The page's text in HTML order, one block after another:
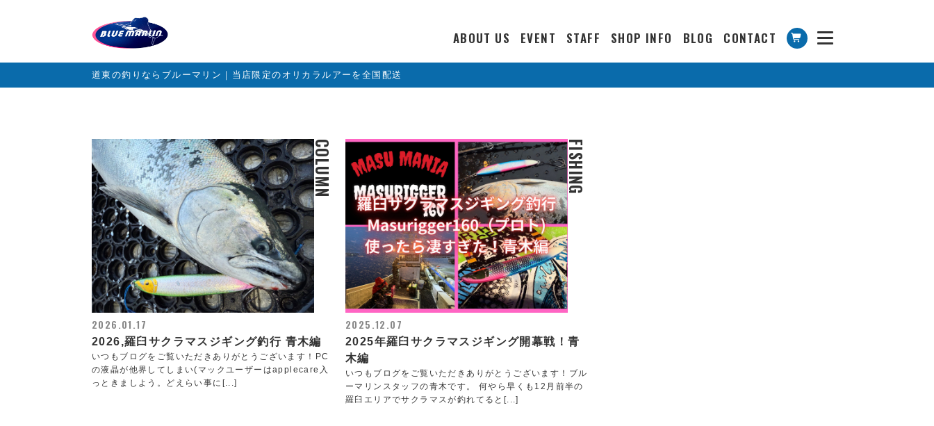
ABOUT US EVENT STAFF SHOP INFO BLOG CONTACT
道東の釣りならブルーマリン｜当店限定のオリカラルアーを全国配送
COLUMN
2026.01.17
2026,羅臼サクラマスジギング釣行 青木編
いつもブログをご覧いただきありがとうございます！PC
の液晶が他界してしまい(マックユーザーはapplecare入
っときましよう。どえらい事に[...]
FISHING
2025.12.07
2025年羅臼サクラマスジギング開幕戦！青
木編
いつもブログをご覧いただきありがとうございます！ブル
ーマリンスタッフの青木です。 何やら早くも12月前半の
羅臼エリアでサクラマスが釣れてると[...]